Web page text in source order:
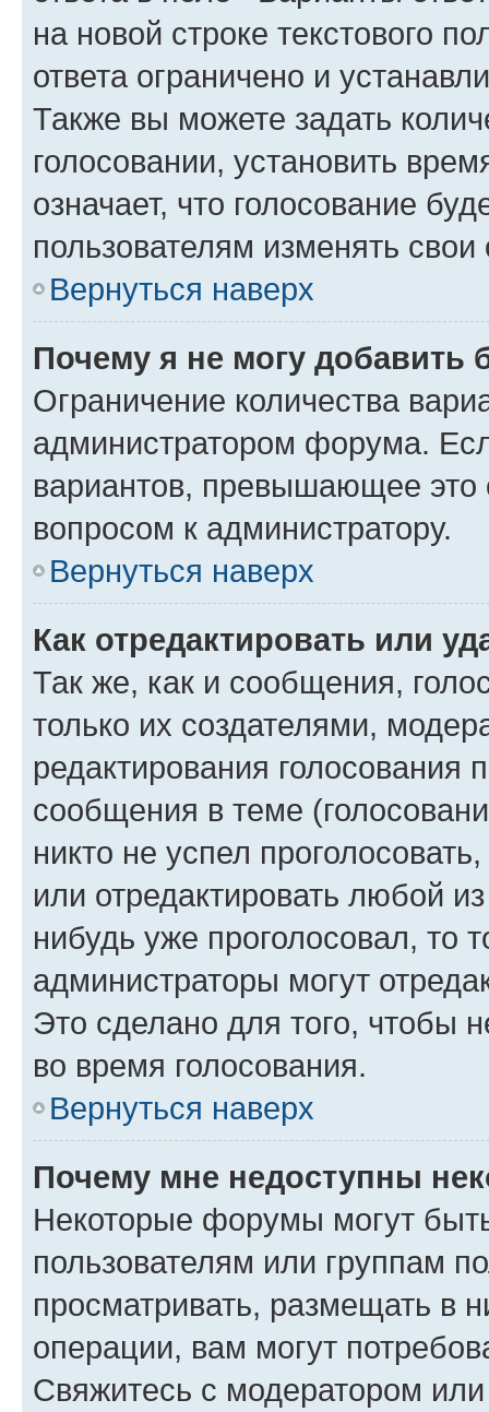
на новой строке текстового
ответа ограничено и
Также вы можете задать
голосовании, установить
означает, что голосование
пользователям изменять свои
Вернуться наверх
Почему я не могу добавить
Ограничение количества
администратором форума.
вариантов, превышающее это
вопросом к администратору.
Вернуться наверх
Как отредактировать или
Так же, как и сообщения,
только их создателями,
редактирования голосования
сообщения в теме
никто не успел
или отредактировать любой
нибудь уже проголосовал, то
администраторы могут
Это сделано для того, чтобы
во время голосования.
Вернуться наверх
Почему мне недоступны
Некоторые форумы могут
пользователям или группам
просматривать, размещать в
операции, вам могут
Свяжитесь с модератором